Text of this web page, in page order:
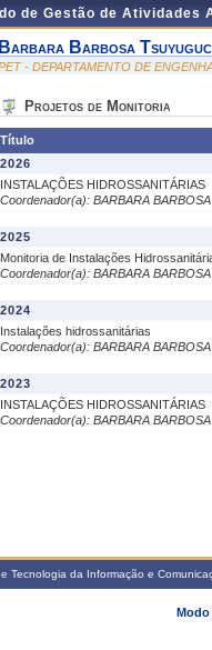
de Gestão de Atividades
Barbara Barbosa
- DEPARTAMENTO DE
Projetos de Monitoria
Título
2026
INSTALAÇÕES HIDROSSANITÁRIAS
Coordenador(a): BARBARA
2025
Monitoria de Instalações
Coordenador(a): BARBARA
2024
Instalações hidrossanitárias
Coordenador(a): BARBARA
2023
INSTALAÇÕES HIDROSSANITÁRIAS
Coordenador(a): BARBARA
Tecnologia da Informação e
Modo